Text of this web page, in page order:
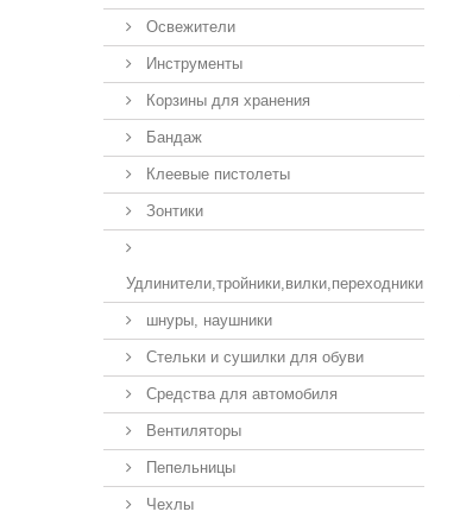
Освежители
Инструменты
Корзины для хранения
Бандаж
Клеевые пистолеты
Зонтики
Удлинители,тройники,вилки,переходники
шнуры, наушники
Стельки и сушилки для обуви
Средства для автомобиля
Вентиляторы
Пепельницы
Чехлы